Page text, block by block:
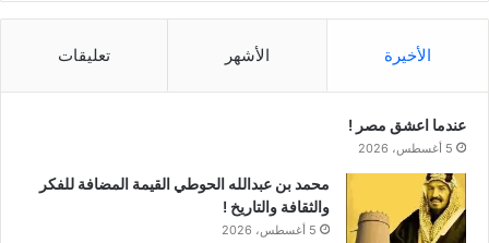
الأخيرة الأشهر تعليقات
عندما اعشق مصر !
5 أغسطس، 2026
محمد بن عبدالله الحوطي القيمة المضافة للفكر
والثقافة والتاريخ !
5 أغسطس، 2026